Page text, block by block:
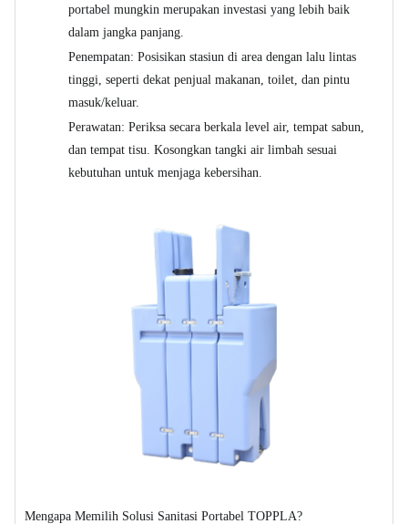
portabel mungkin merupakan investasi yang lebih baik
dalam jangka panjang.
Penempatan: Posisikan stasiun di area dengan lalu lintas
tinggi, seperti dekat penjual makanan, toilet, dan pintu
masuk/keluar.
Perawatan: Periksa secara berkala level air, tempat sabun,
dan tempat tisu. Kosongkan tangki air limbah sesuai
kebutuhan untuk menjaga kebersihan.
Mengapa Memilih Solusi Sanitasi Portabel TOPPLA?